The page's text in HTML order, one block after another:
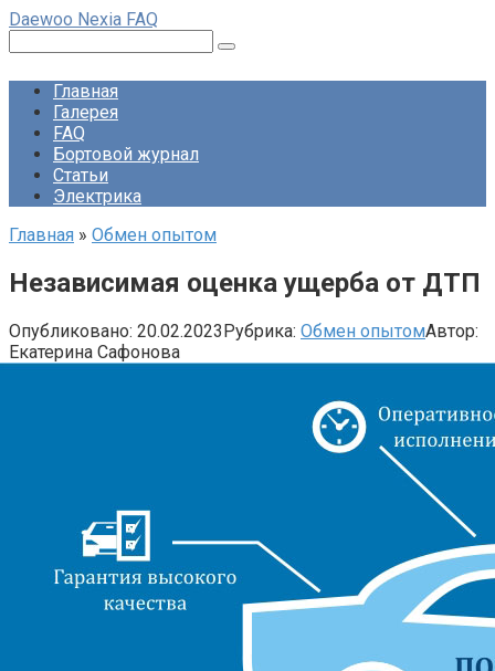
Перейти
контенту
Daewoo Nexia FAQ
Главная
Галерея
FAQ
Бортовой журнал
Статьи
Электрика
Главная » Обмен опытом
Независимая оценка ущерба от ДТП
Опубликовано: 20.02.2023Рубрика: Обмен опытомАвтор:
Екатерина Сафонова